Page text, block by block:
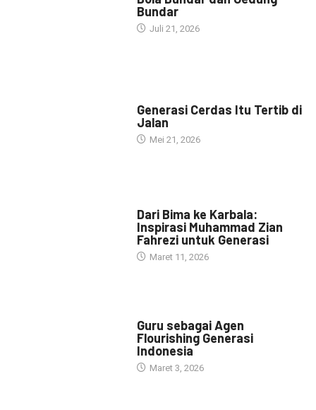
Bundar
Juli 21, 2026
Generasi Cerdas Itu Tertib di
Jalan
Mei 21, 2026
Dari Bima ke Karbala:
Inspirasi Muhammad Zian
Fahrezi untuk Generasi
Maret 11, 2026
Guru sebagai Agen
Flourishing Generasi
Indonesia
Maret 3, 2026